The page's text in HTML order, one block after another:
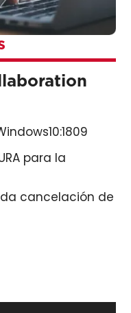
para la
cancelación de